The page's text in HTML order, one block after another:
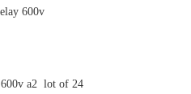
600v
600v a2 lot of 24